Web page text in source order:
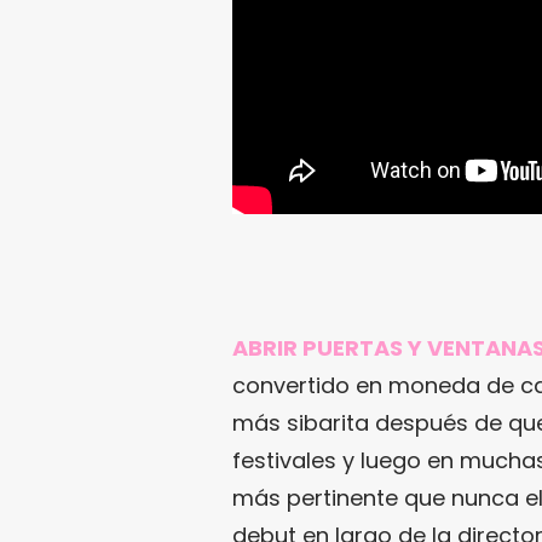
ABRIR PUERTAS Y
convertido en moneda de
más sibarita después de
festivales y luego en
más pertinente que nunca
debut en largo de la